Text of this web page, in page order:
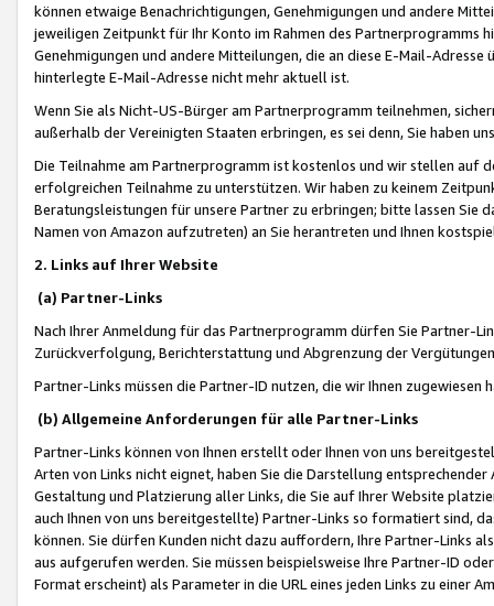
können etwaige Benachrichtigungen, Genehmigungen und andere
jeweiligen Zeitpunkt für Ihr Konto im Rahmen des Partnerprogramms
Genehmigungen und andere Mitteilungen, die an diese E-Mail-
hinterlegte E-Mail-Adresse nicht mehr aktuell ist.
Wenn Sie als Nicht-US-Bürger am Partnerprogramm teilnehmen,
außerhalb der Vereinigten Staaten erbringen, es sei denn, Sie haben
Die Teilnahme am Partnerprogramm ist kostenlos und wir stellen auf
erfolgreichen Teilnahme zu unterstützen. Wir haben zu keinem
Beratungsleistungen für unsere Partner zu erbringen; bitte lassen Sie
Namen von Amazon aufzutreten) an Sie herantreten und Ihnen
2. Links auf Ihrer Website
(a) Partner-Links
Nach Ihrer Anmeldung für das Partnerprogramm dürfen Sie Partner-
Zurückverfolgung, Berichterstattung und Abgrenzung der
Partner-Links müssen die Partner-ID nutzen, die wir Ihnen zugewiesen
(b) Allgemeine Anforderungen für alle Partner-Links
Partner-Links können von Ihnen erstellt oder Ihnen von uns
Arten von Links nicht eignet, haben Sie die Darstellung
Gestaltung und Platzierung aller Links, die Sie auf Ihrer Website
auch Ihnen von uns bereitgestellte) Partner-Links so formatiert sind,
können. Sie dürfen Kunden nicht dazu auffordern, Ihre Partner-Links
aus aufgerufen werden. Sie müssen beispielsweise Ihre Partner-ID
Format erscheint) als Parameter in die URL eines jeden Links zu einer